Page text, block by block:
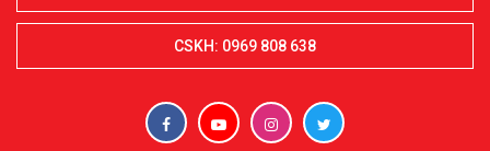
CSKH: 0969 808 638